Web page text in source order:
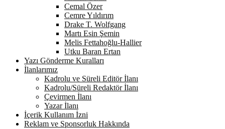
Cemal Özer
Cemre Yıldırım
Drake T. Wolfgang
Martı Esin Şemin
Melis Fettahoğlu-Hallier
Utku Baran Ertan
Yazı Gönderme Kuralları
İlanlarımız
Kadrolu ve Süreli Editör İlanı
Kadrolu/Süreli Redaktör İlanı
Çevirmen İlanı
Yazar İlanı
İçerik Kullanım İzni
Reklam ve Sponsorluk Hakkında